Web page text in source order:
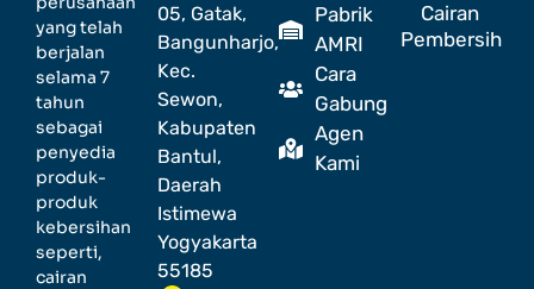
yang telah
berjalan
selama 7
tahun
sebagai
penyedia
produk-
produk
kebersihan
seperti,
cairan
05, Gatak,
Bangunharjo,
Kec.
Sewon,
Kabupaten
Bantul,
Daerah
Istimewa
Yogyakarta
55185
Pabrik
AMRI
Cara
Gabung
Agen
Kami
Cairan
Pembersih